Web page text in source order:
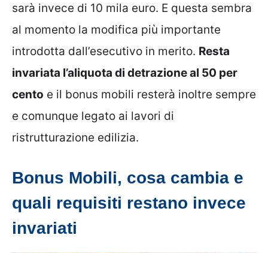
sarà invece di 10 mila euro. E questa sembra
al momento la modifica più importante
introdotta dall’esecutivo in merito. Resta
invariata l’aliquota di detrazione al 50 per
cento e il bonus mobili resterà inoltre sempre
e comunque legato ai lavori di
ristrutturazione edilizia.
Bonus Mobili, cosa cambia e
quali requisiti restano invece
invariati